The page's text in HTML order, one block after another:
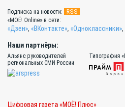
Подписка на новости: RSS
«МОЁ! Online» в сети:
«Дзен», «ВКонтакте», «Одноклассники»,
Наши партнёры:
Альянс руководителей
региональных СМИ России
Типография
Цифровая газета «МОЁ! Плюс»